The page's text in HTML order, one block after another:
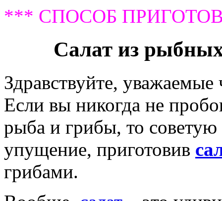
*** СПОСОБ
Салат из
Здравствуйте, уважаемые
Если вы никогда не
рыба и грибы, то советую
упущение, приготовив
грибами.